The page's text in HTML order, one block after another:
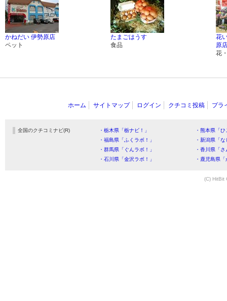
かねだい 伊勢原店
ペット
たまごはうす
食品
花
原
花
ホーム サイトマップ ログイン クチコミ投稿 プラ
全国のクチコミナビ(R) ・栃木県「栃ナビ！」
・熊本県「
・福島県「ふくラボ！」
・新潟県「
・群馬県「ぐんラボ！」
・香川県「
・石川県「金沢ラボ！」
・鹿児島県
(C) HitBit